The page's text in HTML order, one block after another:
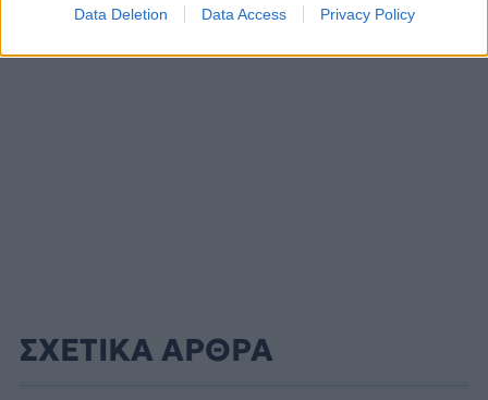
Data Deletion Data Access Privacy Policy
ΣΧΕΤΙΚΑ ΑΡΘΡΑ